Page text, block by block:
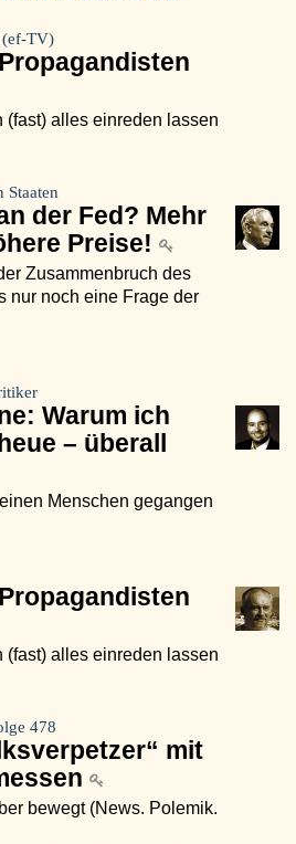
(ef-TV)
alles einreden lassen
Staaten
der Fed? Mehr
Preise!
Zusammenbruch des
nur noch eine Frage der
Warum ich
– überall
Menschen gegangen
alles einreden lassen
478
mit
bewegt (News. Polemik.